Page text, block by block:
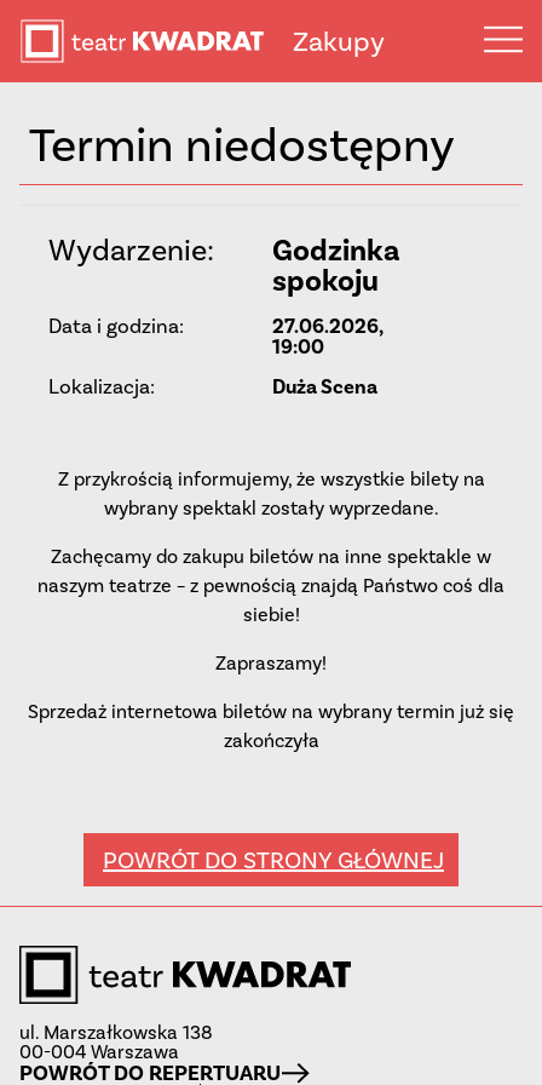
Zakupy
Termin niedostępny
Wydarzenie:
Godzinka
spokoju
Data i godzina:
27.06.2026,
19:00
Lokalizacja: Duża Scena
Z przykrością informujemy, że wszystkie bilety na
wybrany spektakl zostały wyprzedane.
Zachęcamy do zakupu biletów na inne spektakle w
naszym teatrze – z pewnością znajdą Państwo coś dla
siebie!
Zapraszamy!
Sprzedaż internetowa biletów na wybrany termin już się
zakończyła
POWRÓT DO STRONY GŁÓWNEJ
ul. Marszałkowska 138
00-004 Warszawa
POWRÓT DO REPERTUARU